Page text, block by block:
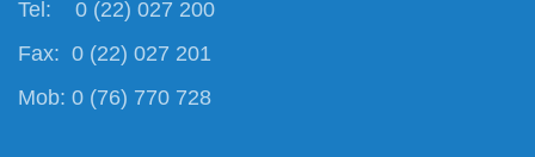
Tel: 0 (22) 027 200
Fax: 0 (22) 027 201
Mob: 0 (76) 770 728